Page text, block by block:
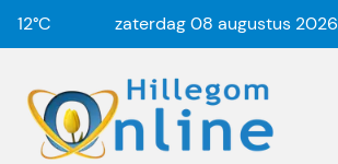
12°C zaterdag 08 augustus 2026